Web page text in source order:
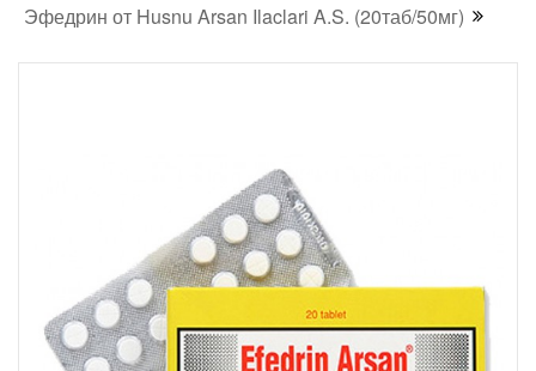
Эфедрин от Husnu Arsan Ilaclari A.S. (20таб/50мг)